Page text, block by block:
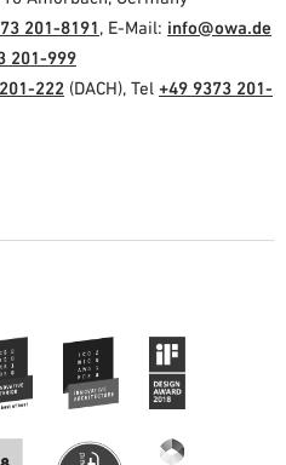
201-8191, E-Mail: info@owa.de
201-999
222 (DACH), Tel +49 9373 201-